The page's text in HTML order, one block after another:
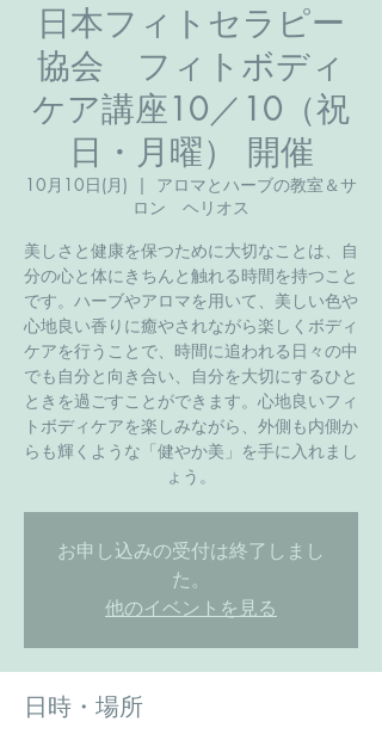
日本フィトセラピー
協会 フィトボディ
ケア講座10／10（祝
日・月曜） 開催
10月10日(月)
  |
アロマとハーブの教室＆サ
ロン ヘリオス
美しさと健康を保つために大切なことは、自
分の心と体にきちんと触れる時間を持つこと
です。ハーブやアロマを用いて、美しい色や
心地良い香りに癒やされながら楽しくボディ
ケアを行うことで、時間に追われる日々の中
でも自分と向き合い、自分を大切にするひと
ときを過ごすことができます。心地良いフィ
トボディケアを楽しみながら、外側も内側か
らも輝くような「健やか美」を手に入れまし
ょう。
お申し込みの受付は終了しまし
た。
他のイベントを見る
日時・場所